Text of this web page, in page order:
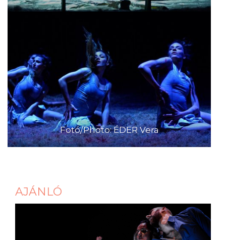
Fotó/Photo: ÉDER Vera
AJÁNLÓ